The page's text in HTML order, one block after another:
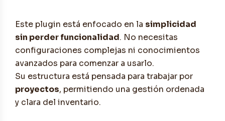
Este plugin está enfocado en la simplicidad
sin perder funcionalidad. No necesitas
configuraciones complejas ni conocimientos
avanzados para comenzar a usarlo.
Su estructura está pensada para trabajar por
proyectos, permitiendo una gestión ordenada
y clara del inventario.